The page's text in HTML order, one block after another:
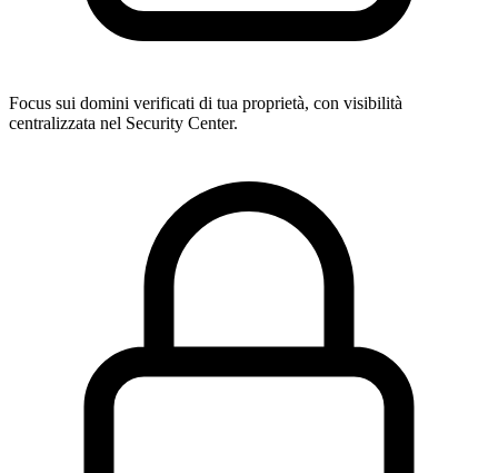
Focus sui domini verificati di tua proprietà, con visibilità
centralizzata nel Security Center.